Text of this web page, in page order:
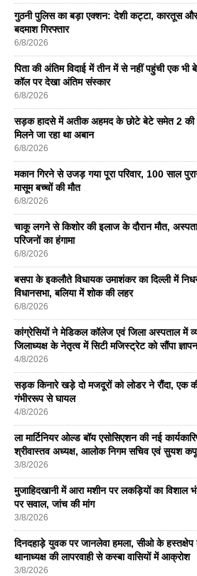
गुठनी पुलिस का बड़ा एक्शन: देशी कट्टा, कारतूस और
बदमाश गिरफ्तार
6/8/2026
पिता की अंतिम विदाई में तीन में से नहीं पहुंची एक
कॉल पर देखा अंतिम संस्कार
6/8/2026
सड़क हादसे में अतीक अहमद के छोटे बेटे समेत 2 की
मिलने जा रहा था अबान
6/8/2026
मकान गिरने से उजड़ गया पूरा परिवार, 100 साल
मासूम बच्चों की मौत
6/8/2026
चाकू लगने से किशोर की इलाज के दौरान मौत,
परिजनों का हंगामा
6/8/2026
बसपा के इकलाैते विधायक उमाशंकर का दिल्ली में
विधानसभा, बलिया में शोक की लहर
6/8/2026
कांग्रेसियों ने मेडिकल कॉलेज एवं जिला अस्पताल में
जिलाध्यक्ष के नेतृत्व में सिटी मजिस्ट्रेट को सौंपा ज्ञापन
4/8/2026
सड़क किनारे खड़े दो मजदूरों को लोडर ने रौंदा, एक
गंभीररूप से घायल
4/8/2026
ला मार्टिनियर ओल्ड बॉय एसोसिएशन की नई
श्रीवास्तव अध्यक्ष, आलोक निगम सचिव एवं सुयश कपूर
3/8/2026
मुजाहिदखानी में आरा मशीन पर लकड़ियों का विशाल
पर सवाल, जांच की मांग
3/8/2026
दिनदहाड़े युवक पर जानलेवा हमला, सीओ के
थानाध्यक्ष की लापरवाही से कस्बा वासियों में आक्रोश
3/8/2026